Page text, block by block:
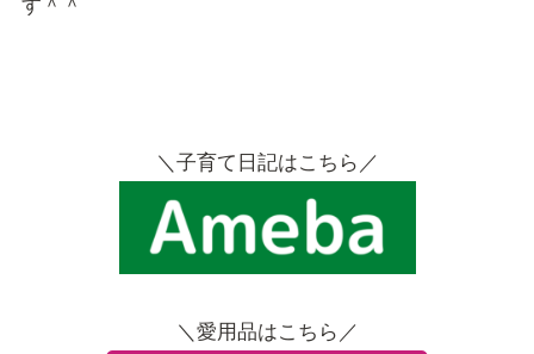
す＾＾
＼子育て日記はこちら／
＼愛用品はこちら／